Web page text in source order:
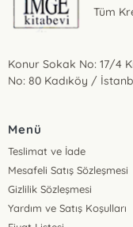
Tüm
Konur Sokak No: 17/4
No: 80 Kadıköy /
Menü
Teslimat ve İade
Mesafeli Satış Sözleşmesi
Gizlilik Sözleşmesi
Yardım ve Satış Koşulları